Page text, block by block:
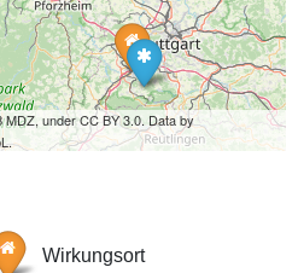
under CC BY 3.0. Data by
Wirkungsort